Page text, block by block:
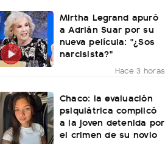
Mirtha Legrand apuró
a Adrián Suar por su
nueva película: "¿Sos
narcisista?"
Hace 3 horas
Chaco: la evaluación
psiquiátrica complicó
a la joven detenida por
el crimen de su novio